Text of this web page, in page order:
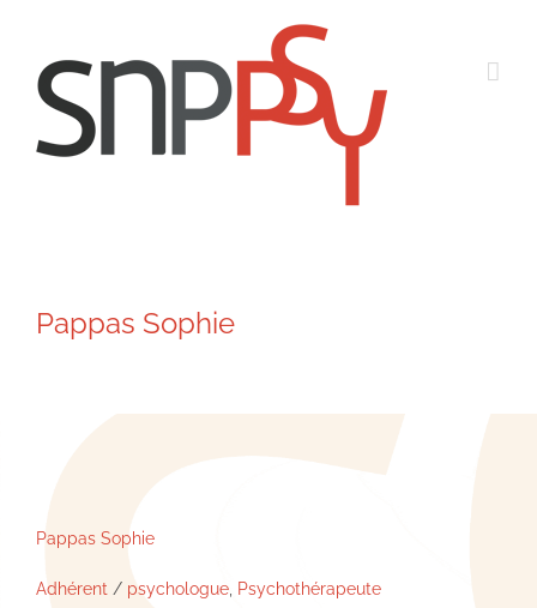
contenu
Pappas Sophie
Pappas Sophie
Adhérent / psychologue Psychothérapeute